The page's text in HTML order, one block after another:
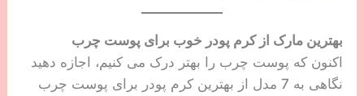
بهترین مارک از کرم پودر خوب برای پوست چرب
اکنون که پوست چرب را بهتر درک می کنیم، اجازه دهید
نگاهی به 7 مدل از بهترین کرم پودر برای پوست چرب